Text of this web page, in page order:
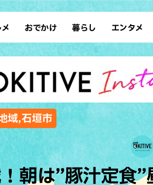
ン 沖縄そば
ウト カフェ
和食・日本料理
理 アジア・エスニック
・焼肉 焼鳥・串料理
おでかけ
デート ドライブ
散歩 ソロ活
歴史
アート
ホテル
サウナ 公園
暮らし
レシピ
ファッション ロ
沖縄移住
エンタメ
スポーツ
タレント・芸
域,石垣市
朝は”豚汁定食”